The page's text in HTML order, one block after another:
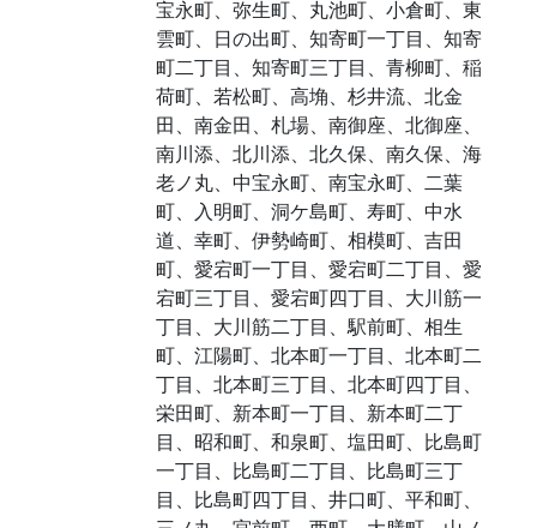
宝永町、弥生町、丸池町、小倉町、東
雲町、日の出町、知寄町一丁目、知寄
町二丁目、知寄町三丁目、青柳町、稲
荷町、若松町、高埆、杉井流、北金
田、南金田、札場、南御座、北御座、
南川添、北川添、北久保、南久保、海
老ノ丸、中宝永町、南宝永町、二葉
町、入明町、洞ケ島町、寿町、中水
道、幸町、伊勢崎町、相模町、吉田
町、愛宕町一丁目、愛宕町二丁目、愛
宕町三丁目、愛宕町四丁目、大川筋一
丁目、大川筋二丁目、駅前町、相生
町、江陽町、北本町一丁目、北本町二
丁目、北本町三丁目、北本町四丁目、
栄田町、新本町一丁目、新本町二丁
目、昭和町、和泉町、塩田町、比島町
一丁目、比島町二丁目、比島町三丁
目、比島町四丁目、井口町、平和町、